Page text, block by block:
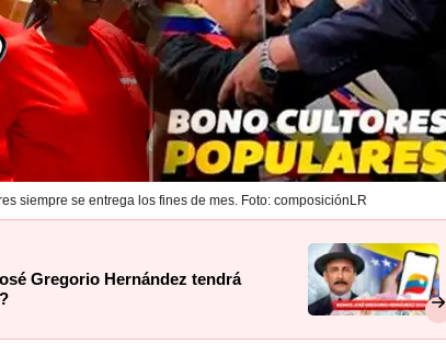
siempre se entrega los fines de mes. Foto: composiciónLR
Gregorio Hernández tendrá